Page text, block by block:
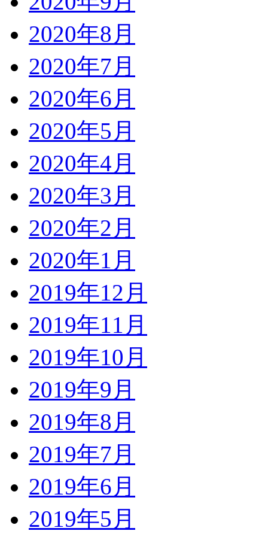
2020年8月
2020年7月
2020年6月
2020年5月
2020年4月
2020年3月
2020年2月
2020年1月
2019年12月
2019年11月
2019年10月
2019年9月
2019年8月
2019年7月
2019年6月
2019年5月